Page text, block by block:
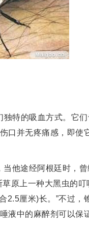
独特的吸血方式。它
口并无疼痛感，即使
他途经阿根廷时，
原上一种大黑虫的叮
2.5厘米)长。”不过，
液中的麻醉剂可以保